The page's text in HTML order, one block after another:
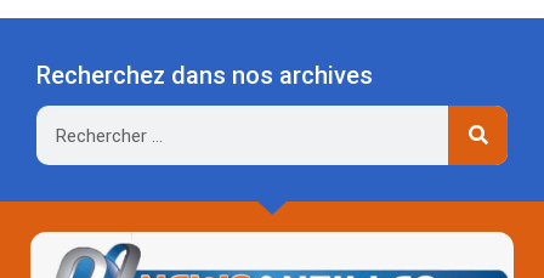
Recherchez dans nos archives
Rechercher